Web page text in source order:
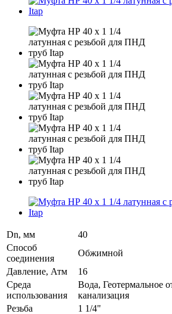
Dn, мм
40
Способ
соединения
Обжимной
Давление, Атм
16
Среда
использования
Вода, Геотермальное
канализация
Резьба
1 1/4"